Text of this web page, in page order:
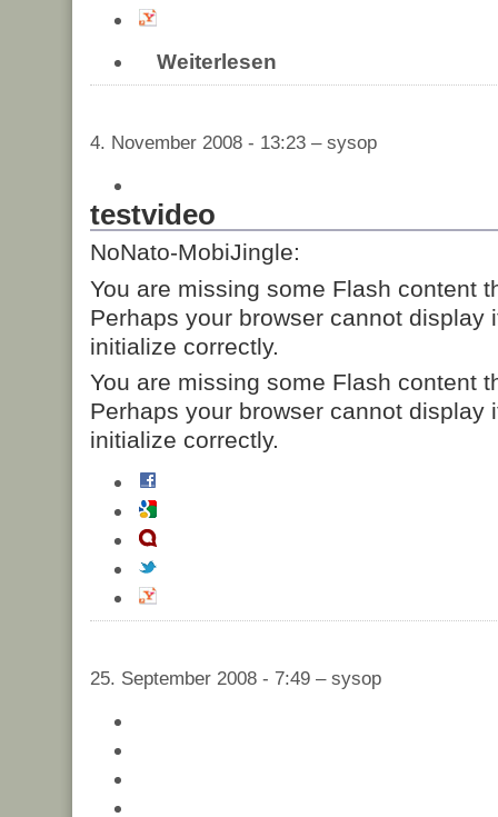
Weiterlesen
4. November 2008 - 13:23 – sysop
testvideo
NoNato-MobiJingle:
You are missing some Flash content
Perhaps your browser cannot display
initialize correctly.
You are missing some Flash content
Perhaps your browser cannot display
initialize correctly.
25. September 2008 - 7:49 – sysop